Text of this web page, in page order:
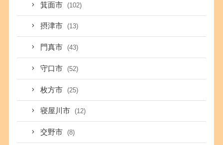
箕面市 (102)
摂津市 (13)
門真市 (43)
守口市 (52)
枚方市 (25)
寝屋川市 (12)
交野市 (8)